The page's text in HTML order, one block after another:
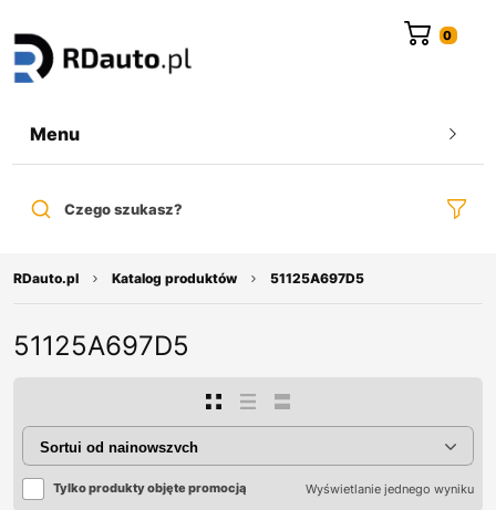
Menu
Czego szukasz?
RDauto.pl Katalog produktów 51125A697D5
51125A697D5
Tylko produkty objęte promocją Wyświetlanie jednego wyniku